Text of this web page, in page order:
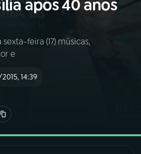
Buscar
AO VIVO
após 40 anos
feira (17) músicas,
e
14:39